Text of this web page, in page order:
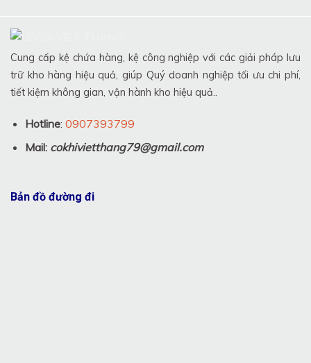
Cung cấp kệ chứa hàng, kệ công nghiệp với các giải pháp lưu
trữ kho hàng hiệu quả, giúp Quý doanh nghiệp tối ưu chi phí,
tiết kiệm không gian, vận hành kho hiệu quả..
Hotline: 0907393799
Mail: cokhivietthang79@gmail.com
Bản đồ đường đi